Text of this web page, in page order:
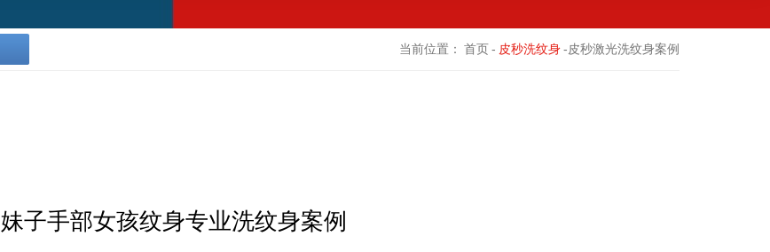
当前位置： 首页- 皮秒洗纹身-皮秒激光洗纹身案例
妹子手部女孩纹身专业洗纹身案例